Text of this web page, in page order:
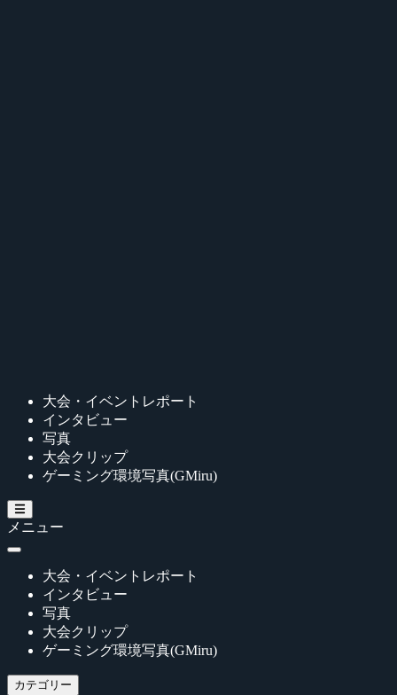
大会・イベントレポート
インタビュー
写真
大会クリップ
ゲーミング環境写真(GMiru)
メニュー
大会・イベントレポート
インタビュー
写真
大会クリップ
ゲーミング環境写真(GMiru)
カテゴリー